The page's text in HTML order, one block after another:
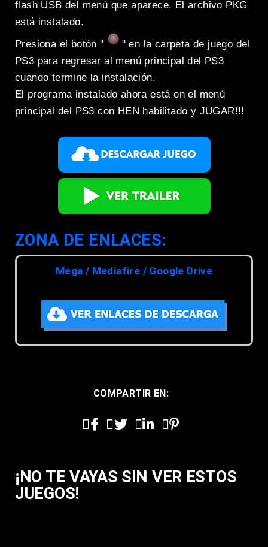
flash USB del menú que aparece. El archivo PKG
está instalado.
Presiona el botón "
" en la carpeta de juego del
PS3 para regresar al menú principal del PS3
cuando termine la instalación.
El programa instalado ahora está en el menú
principal del PS3 con HEN habilitado y JUGAR!!!
ZONA DE ENLACES:
Mega / Mediafire / Google Drive
COMPARTIR EN:
¡NO TE VAYAS SIN VER ESTOS
JUEGOS!